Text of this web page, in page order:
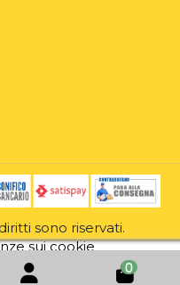
0
sono riservati.
sui cookie